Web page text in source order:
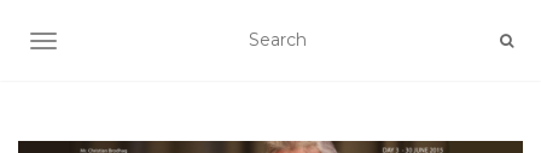
AFFICHER/MASQUER LA NAVIGATION